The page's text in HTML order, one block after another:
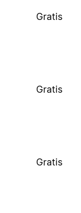
Gratis
Gratis
Gratis